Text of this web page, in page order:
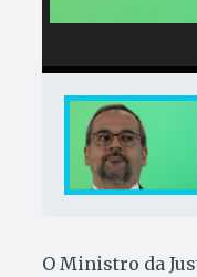
O Ministro da